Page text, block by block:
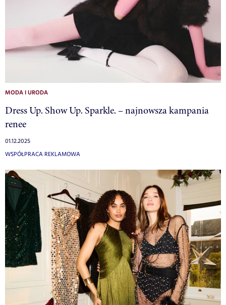
MODA I URODA
Dress Up. Show Up. Sparkle. – najnowsza kampania
renee
01.12.2025
WSPÓŁPRACA REKLAMOWA